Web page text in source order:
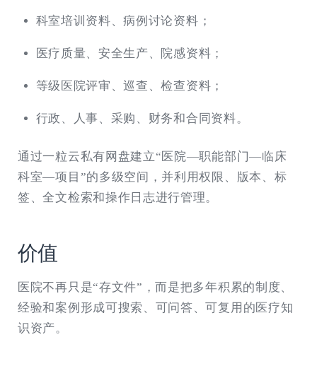
科室培训资料、病例讨论资料；
医疗质量、安全生产、院感资料；
等级医院评审、巡查、检查资料；
行政、人事、采购、财务和合同资料。
通过一粒云私有网盘建立“医院—职能部门—临床
科室—项目”的多级空间，并利用权限、版本、标
签、全文检索和操作日志进行管理。
价值
医院不再只是“存文件”，而是把多年积累的制度、
经验和案例形成可搜索、可问答、可复用的医疗知
识资产。